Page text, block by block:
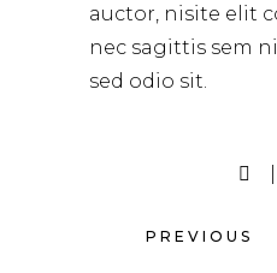
auctor, nisite elit
nec sagittis sem
sed odio sit.
PREVIOUS